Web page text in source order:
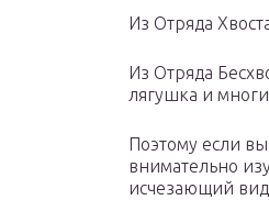
Из Отряда
Из Отряда
лягушка и
Поэтому если вы
внимательно
исчезающий